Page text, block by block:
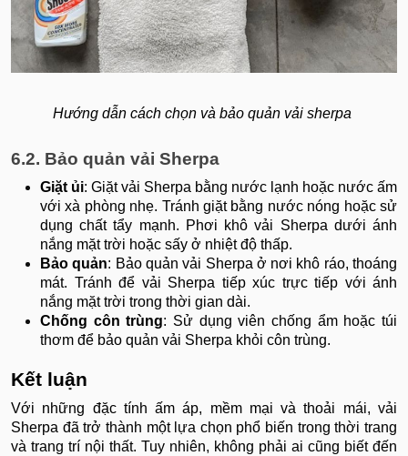
Hướng dẫn cách chọn và bảo quản vải sherpa
6.2. Bảo quản vải Sherpa
Giặt ủi: Giặt vải Sherpa bằng nước lạnh hoặc nước ấm
với xà phòng nhẹ. Tránh giặt bằng nước nóng hoặc sử
dụng chất tẩy mạnh. Phơi khô vải Sherpa dưới ánh
nắng mặt trời hoặc sấy ở nhiệt độ thấp.
Bảo quản: Bảo quản vải Sherpa ở nơi khô ráo, thoáng
mát. Tránh để vải Sherpa tiếp xúc trực tiếp với ánh
nắng mặt trời trong thời gian dài.
Chống côn trùng: Sử dụng viên chống ẩm hoặc túi
thơm để bảo quản vải Sherpa khỏi côn trùng.
Kết luận
Với những đặc tính ấm áp, mềm mại và thoải mái, vải
Sherpa đã trở thành một lựa chọn phổ biến trong thời trang
và trang trí nội thất. Tuy nhiên, không phải ai cũng biết đến